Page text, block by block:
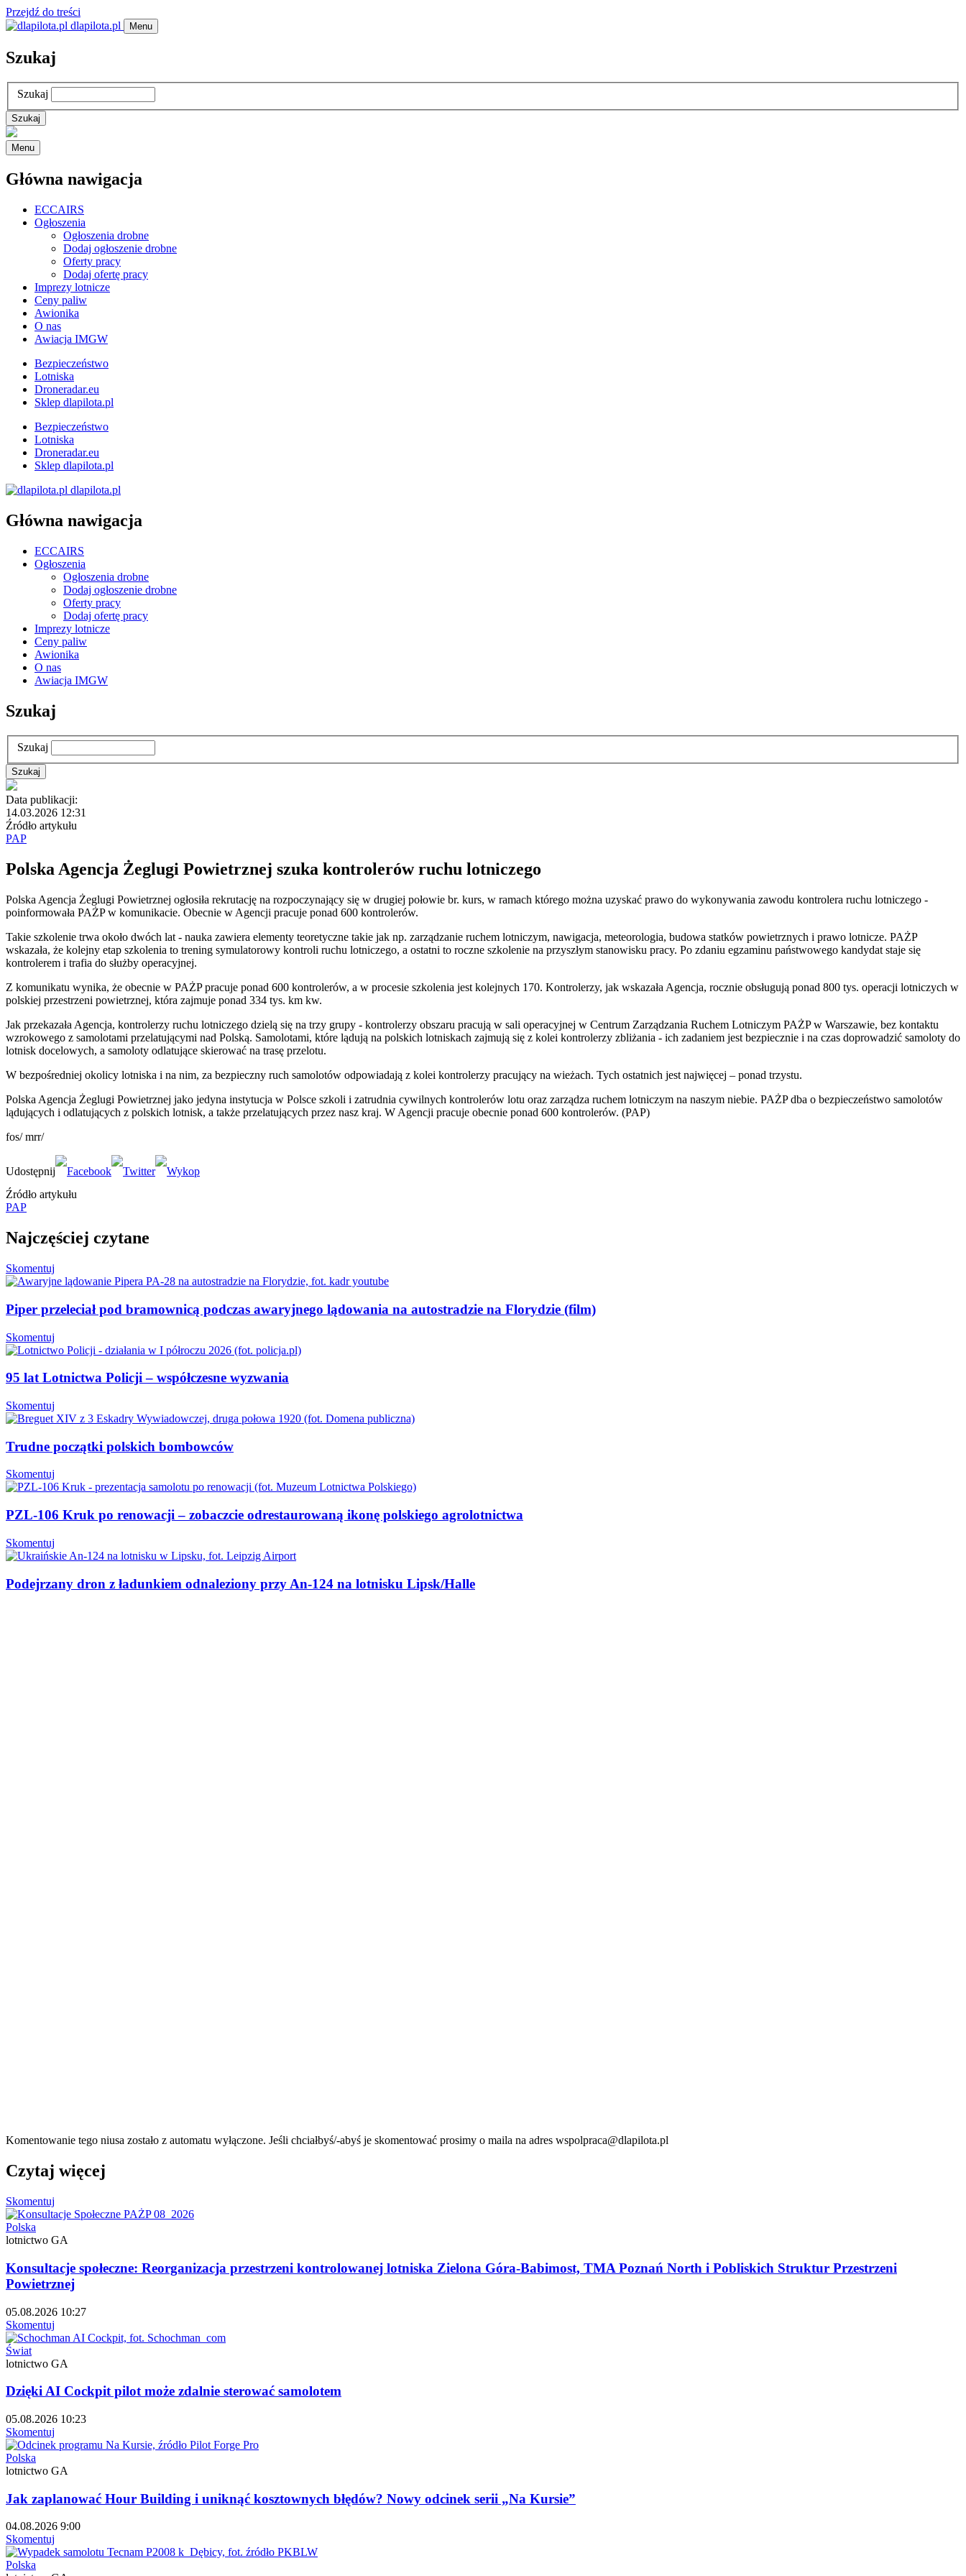
Przejdź do treści
dlapilota.pl
Menu
Szukaj
Szukaj
Menu
Główna nawigacja
ECCAIRS
Ogłoszenia
Ogłoszenia drobne
Dodaj ogłoszenie drobne
Oferty pracy
Dodaj ofertę pracy
Imprezy lotnicze
Ceny paliw
Awionika
O nas
Awiacja IMGW
Bezpieczeństwo
Lotniska
Droneradar.eu
Sklep dlapilota.pl
Bezpieczeństwo
Lotniska
Droneradar.eu
Sklep dlapilota.pl
dlapilota.pl
Główna nawigacja
ECCAIRS
Ogłoszenia
Ogłoszenia drobne
Dodaj ogłoszenie drobne
Oferty pracy
Dodaj ofertę pracy
Imprezy lotnicze
Ceny paliw
Awionika
O nas
Awiacja IMGW
Szukaj
Szukaj
Data publikacji:
14.03.2026 12:31
Źródło artykułu
PAP
Polska Agencja Żeglugi Powietrznej szuka kontrolerów ruchu lotniczego
Polska Agencja Żeglugi Powietrznej ogłosiła rekrutację na rozpoczynający się w drugiej połowie br. kurs, w ramach którego można uzyskać prawo do wykonywania zawodu kontrolera ruchu lotniczego -
poinformowała PAŻP w komunikacie. Obecnie w Agencji pracuje ponad 600 kontrolerów.
Takie szkolenie trwa około dwóch lat - nauka zawiera elementy teoretyczne takie jak np. zarządzanie ruchem lotniczym, nawigacja, meteorologia, budowa statków powietrznych i prawo lotnicze. PAŻP
wskazała, że kolejny etap szkolenia to trening symulatorowy kontroli ruchu lotniczego, a ostatni to roczne szkolenie na przyszłym stanowisku pracy. Po zdaniu egzaminu państwowego kandydat staje się
kontrolerem i trafia do służby operacyjnej.
Z komunikatu wynika, że obecnie w PAŻP pracuje ponad 600 kontrolerów, a w procesie szkolenia jest kolejnych 170. Kontrolerzy, jak wskazała Agencja, rocznie obsługują ponad 800 tys. operacji lotniczych w
polskiej przestrzeni powietrznej, która zajmuje ponad 334 tys. km kw.
Jak przekazała Agencja, kontrolerzy ruchu lotniczego dzielą się na trzy grupy - kontrolerzy obszaru pracują w sali operacyjnej w Centrum Zarządzania Ruchem Lotniczym PAŻP w Warszawie, bez kontaktu
wzrokowego z samolotami przelatującymi nad Polską. Samolotami, które lądują na polskich lotniskach zajmują się z kolei kontrolerzy zbliżania - ich zadaniem jest bezpiecznie i na czas doprowadzić samoloty do
lotnisk docelowych, a samoloty odlatujące skierować na trasę przelotu.
W bezpośredniej okolicy lotniska i na nim, za bezpieczny ruch samolotów odpowiadają z kolei kontrolerzy pracujący na wieżach. Tych ostatnich jest najwięcej – ponad trzystu.
Polska Agencja Żeglugi Powietrznej jako jedyna instytucja w Polsce szkoli i zatrudnia cywilnych kontrolerów lotu oraz zarządza ruchem lotniczym na naszym niebie. PAŻP dba o bezpieczeństwo samolotów
lądujących i odlatujących z polskich lotnisk, a także przelatujących przez nasz kraj. W Agencji pracuje obecnie ponad 600 kontrolerów. (PAP)
fos/ mrr/
Źródło artykułu
PAP
Najczęściej czytane
Skomentuj
Piper przeleciał pod bramownicą podczas awaryjnego lądowania na autostradzie na Florydzie (film)
Skomentuj
95 lat Lotnictwa Policji – współczesne wyzwania
Skomentuj
Trudne początki polskich bombowców
Skomentuj
PZL-106 Kruk po renowacji – zobaczcie odrestaurowaną ikonę polskiego agrolotnictwa
Skomentuj
Podejrzany dron z ładunkiem odnaleziony przy An-124 na lotnisku Lipsk/Halle
Komentowanie tego niusa zostało z automatu wyłączone. Jeśli chciałbyś/-abyś je skomentować prosimy o maila na adres wspolpraca@dlapilota.pl
Czytaj więcej
Skomentuj
Polska
lotnictwo GA
Konsultacje społeczne: Reorganizacja przestrzeni kontrolowanej lotniska Zielona Góra-Babimost, TMA Poznań North i Pobliskich Struktur Przestrzeni
Powietrznej
05.08.2026 10:27
Skomentuj
Świat
lotnictwo GA
Dzięki AI Cockpit pilot może zdalnie sterować samolotem
05.08.2026 10:23
Skomentuj
Polska
lotnictwo GA
Jak zaplanować Hour Building i uniknąć kosztownych błędów? Nowy odcinek serii „Na Kursie”
04.08.2026 9:00
Skomentuj
Polska